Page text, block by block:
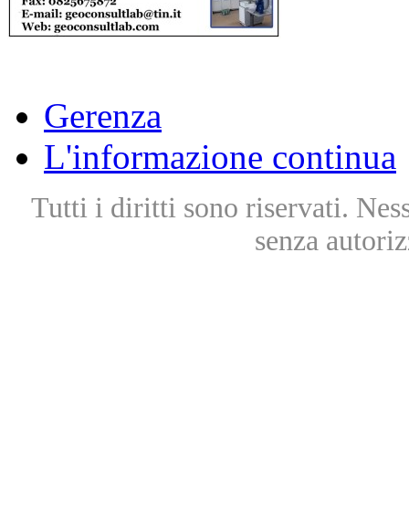
Gerenza
L'informazione continua
Tutti i diritti sono riservati.
senza